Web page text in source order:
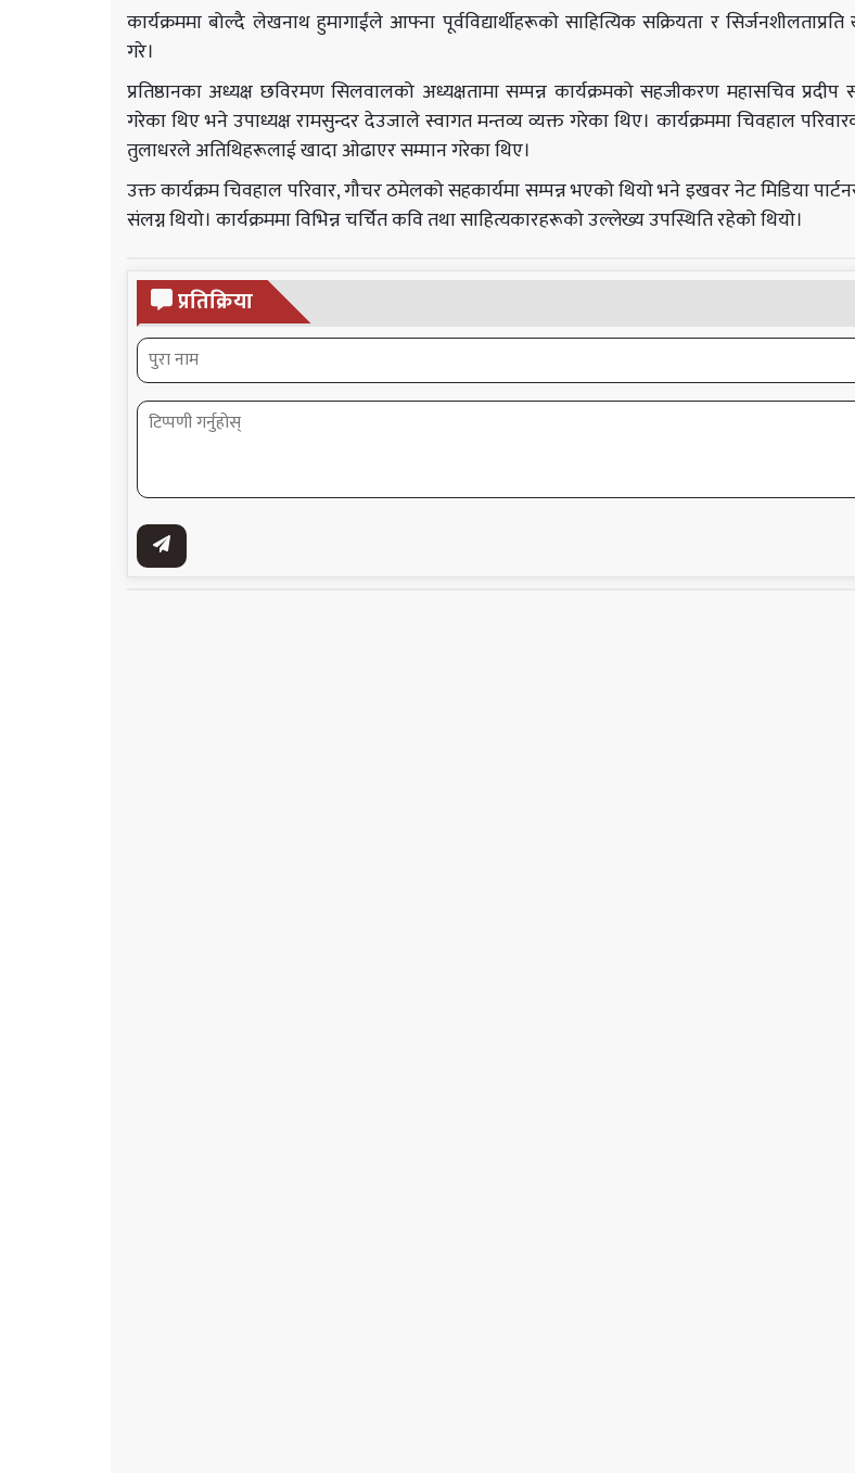
कार्यक्रममा बोल्दै लेखनाथ हुमागाईंले आफ्ना पूर्वविद्यार्थीहरूको साहित्यिक सक्रियता र
गरे।
प्रतिष्ठानका अध्यक्ष छविरमण सिलवालको अध्यक्षतामा सम्पन्न कार्यक्रमको सहजीकरण महासचिव प्रदीप
गरेका थिए भने उपाध्यक्ष रामसुन्दर देउजाले स्वागत मन्तव्य व्यक्त गरेका थिए। कार्यक्रममा चिवहाल
तुलाधरले अतिथिहरूलाई खादा ओढाएर सम्मान गरेका थिए।
उक्त कार्यक्रम चिवहाल परिवार, गौचर ठमेलको सहकार्यमा सम्पन्न भएको थियो भने इखवर नेट मिडिया
संलग्न थियो। कार्यक्रममा विभिन्न चर्चित कवि तथा साहित्यकारहरूको उल्लेख्य उपस्थिति रहेको थियो।
प्रतिक्रिया